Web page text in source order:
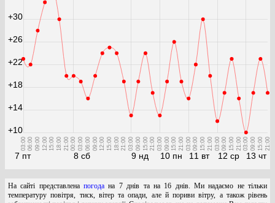
7 пт
03:0006:00 09:00 12:0015:00 18:00 21:00
8 сб
00:00 03:00 06:00 09:0012:00 15:00 18:0021:00
9 нд
03:00 09:00 15:0021:00
10 пн
03:00 09:0015:00 21:00
11 вт
03:0009:00 15:00 21:00
12 ср
03:0009:00 15:00 21:00
13 чт
03:00 09:00 15:00 21:00
+10
+14
+18
+22
+26
+30
На сайті представленапогода на 7 днів та на 16 днів. Ми надаємо не тільки
температуру повітря, тиск, вітер та опади, але й пориви вітру, а також рівень